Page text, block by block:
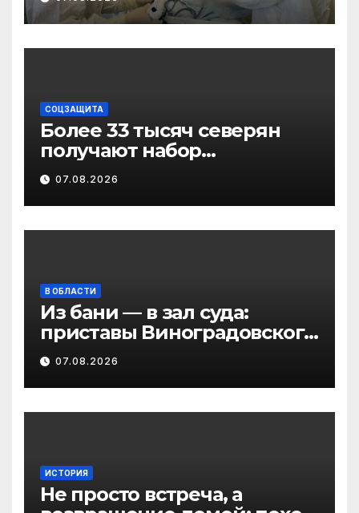
малотравматичного
лечения патологии
диафрагмы
СОЦЗАЩИТА
Более 33 тысяч северян
получают набор
социальных услуг в виде
льгот
07.08.2026
В ОБЛАСТИ
Из бани — в зал суда:
приставы Виноградовского
округа разыскали
должника по алиментам
07.08.2026
ИСТОРИЯ
Не просто встреча, а